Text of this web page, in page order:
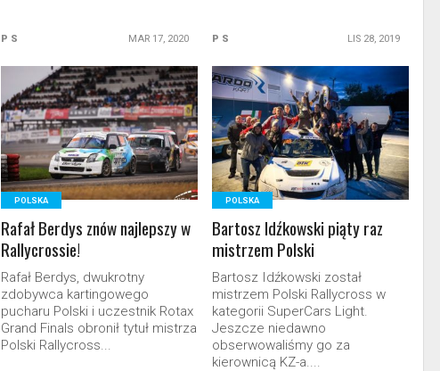
P S MAR 17, 2020 P S LIS 28, 2019
READ MORE
POLSKA
Rafał Berdys znów najlepszy w
Rallycrossie!
Rafał Berdys, dwukrotny
zdobywca kartingowego
pucharu Polski i uczestnik Rotax
Grand Finals obronił tytuł mistrza
Polski Rallycross...
READ MORE
POLSKA
Bartosz Idźkowski piąty raz
mistrzem Polski
Bartosz Idźkowski został
mistrzem Polski Rallycross w
kategorii SuperCars Light.
Jeszcze niedawno
obserwowaliśmy go za
kierownicą KZ-a....